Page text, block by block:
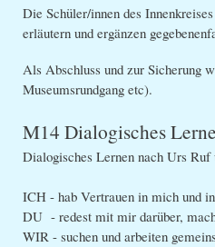
Die Schüler/innen des
erläutern und ergänzen
Als Abschluss und zur Sicherung
Museumsrundgang etc).
M14 Dialogisches
Dialogisches Lernen nach Urs Ruf
ICH - hab Vertrauen in mich und
DU - redest mit mir darüber,
WIR - suchen und arbeiten